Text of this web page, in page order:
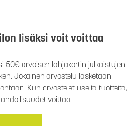
lisäksi voit voittaa
50€ arvoisen lahjakortin julkaistujen
Jokainen arvostelu lasketaan
Kun arvostelet useita tuotteita,
voittaa.